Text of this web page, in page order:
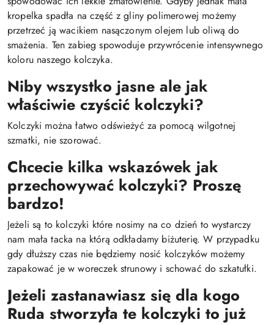
kropelka spadła na część z gliny polimerowej możemy
przetrzeć ją wacikiem nasączonym olejem lub oliwą do
smażenia. Ten zabieg spowoduje przywrócenie intensywnego
koloru naszego kolczyka.
Niby wszystko jasne ale jak
właściwie czyścić kolczyki?
Kolczyki można łatwo odświeżyć za pomocą wilgotnej
szmatki, nie szorować.
Chcecie kilka wskazówek jak
przechowywać kolczyki? Proszę
bardzo!
Jeżeli są to kolczyki które nosimy na co dzień to wystarczy
nam mała tacka na którą odkładamy biżuterię. W przypadku
gdy dłuższy czas nie będziemy nosić kolczyków możemy
zapakować je w woreczek strunowy i schować do szkatułki.
Jeżeli zastanawiasz się dla kogo
Ruda stworzyła te kolczyki to już